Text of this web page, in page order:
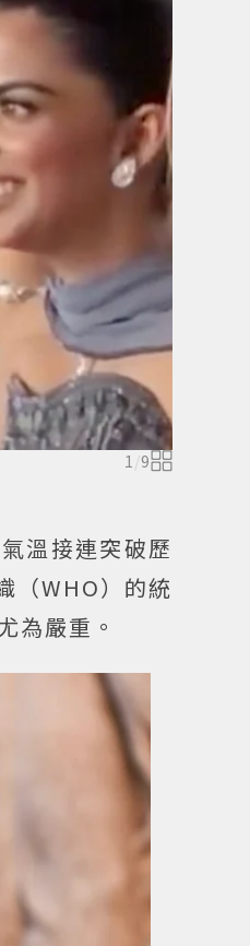
1 /9
溫接連突破歷
（WHO）的統
為嚴重。